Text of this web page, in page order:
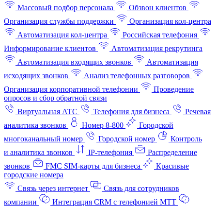
Массовый подбор персонала
Обзвон клиентов
Организация службы поддержки
Организация кол-центра
Автоматизация кол-центра
Российская телефония
Информирование клиентов
Автоматизация рекрутинга
Автоматизация входящих звонков
Автоматизация
исходящих звонков
Анализ телефонных разговоров
Организация корпоративной телефонии
Проведение
опросов и сбор обратной связи
Виртуальная АТС
Телефония для бизнеса
Речевая
аналитика звонков
Номер 8-800
Городской
многоканальный номер
Городской номер
Контроль
и аналитика звонков
IP-телефония
Распределение
звонков
FMC SIM-карты для бизнеса
Красивые
городские номера
Связь через интернет
Связь для сотрудников
компании
Интеграция CRM с телефонией МТТ